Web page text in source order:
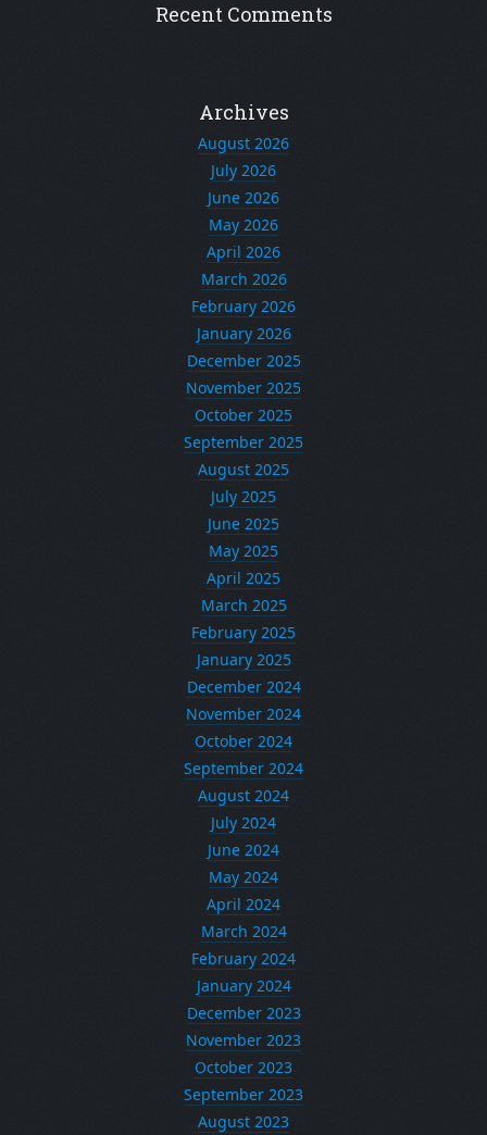
Recent Comments
Archives
August 2026
July 2026
June 2026
May 2026
April 2026
March 2026
February 2026
January 2026
December 2025
November 2025
October 2025
September 2025
August 2025
July 2025
June 2025
May 2025
April 2025
March 2025
February 2025
January 2025
December 2024
November 2024
October 2024
September 2024
August 2024
July 2024
June 2024
May 2024
April 2024
March 2024
February 2024
January 2024
December 2023
November 2023
October 2023
September 2023
August 2023